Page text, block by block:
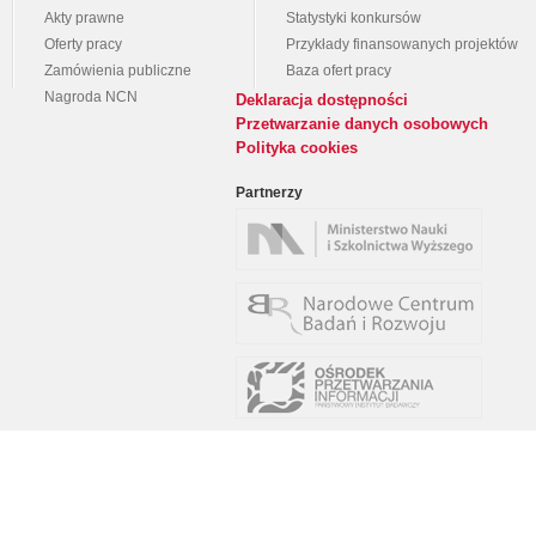
Akty prawne
Oferty pracy
Zamówienia publiczne
Nagroda NCN
Statystyki konkursów
Przykłady finansowanych projektów
Baza ofert pracy
Deklaracja dostępności
Przetwarzanie danych osobowych
Polityka cookies
Partnerzy